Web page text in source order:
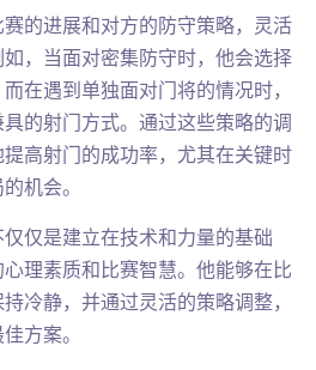
的进展和对方的防守策略，灵活
，当面对密集防守时，他会选择
在遇到单独面对门将的情况时，
的射门方式。通过这些策略的调
高射门的成功率，尤其在关键时
机会。
仅是建立在技术和力量的基础
理素质和比赛智慧。他能够在比
冷静，并通过灵活的策略调整，
方案。